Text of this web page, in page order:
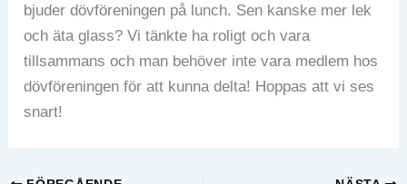
bjuder dövföreningen på lunch. Sen kanske mer lek
och äta glass? Vi tänkte ha roligt och vara
tillsammans och man behöver inte vara medlem hos
dövföreningen för att kunna delta! Hoppas att vi ses
snart!